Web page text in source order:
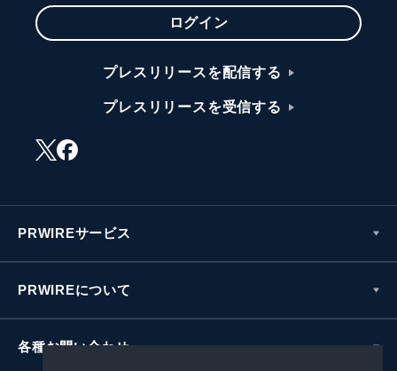
ログイン
プレスリリースを配信する
プレスリリースを受信する
PRWIREサービス
PRWIREについて
各種お問い合わせ